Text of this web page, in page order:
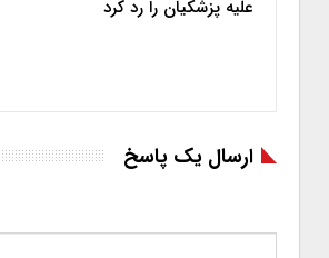
علیه پزشکیان را رد کرد
ارسال یک پاسخ